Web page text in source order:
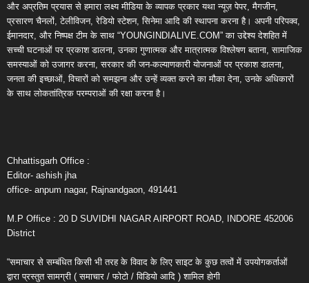
और अप्रतिम प्रयास से हमारा लक्ष्य मीडिया के व्यापक प्रकार यथा न्यूज़ पेपर, मैगजीन,
प्रसारण चैनलों, टेलीविजन, रेडियो स्टेशन, सिनेमा आदि की स्थापना करना है। अपनी परिपक्व,
ईमानदार, और निष्पक्ष टीम के साथ “YOUNGINDIALIVE.COM” का उद्देश्य देशहित में
सच्ची घटनाओं पर प्रकाश डालना, उनका गुणात्मक और मात्रात्मक विश्लेषण बताना, सामाजिक
समस्याओं को उजागर करना, सरकार की जन-कल्याणकारी योजनाओं पर प्रकाश डालना,
जनता की इच्छाओं, विचारों को समझना और उन्हें व्यक्त करने का मौका देना, उनके अधिकारों
के साथ लोकतांत्रिक परम्पराओं की रक्षा करना है।
Chhattisgarh Office :
Editor- ashish jha
office- anpum nagar, Rajnandgaon, 491441
M.P Office : 20 D SUVIDHI NAGAR AIRPORT ROAD, INDORE 452006
District
“समाचार से सम्बंधित किसी भी तरह के विवाद के लिए साइट के कुछ तत्वों में उपयोगकर्ताओं
द्वारा प्रस्तुत सामग्री ( समाचार / फोटो / विडियो आदि ) शामिल होगी